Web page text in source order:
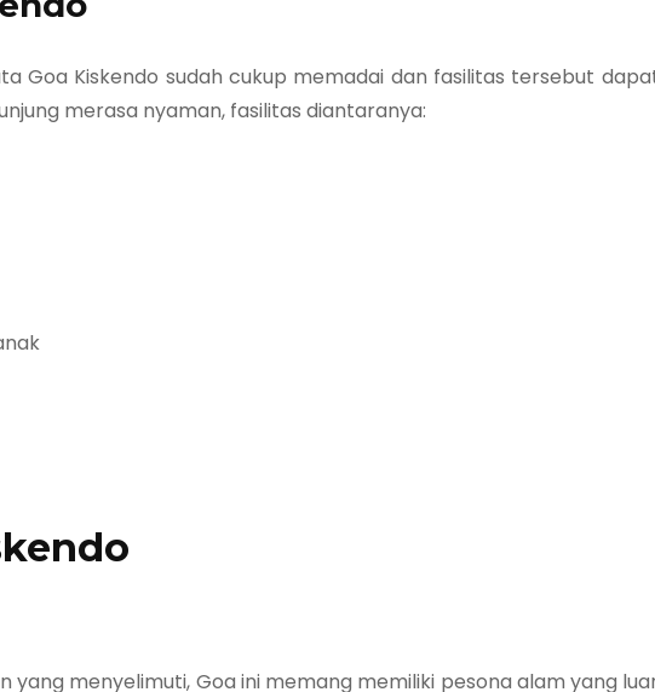
Goa Kiskendo sudah cukup memadai dan fasilitas tersebut
merasa nyaman, fasilitas diantaranya:
yang menyelimuti, Goa ini memang memiliki pesona alam yang